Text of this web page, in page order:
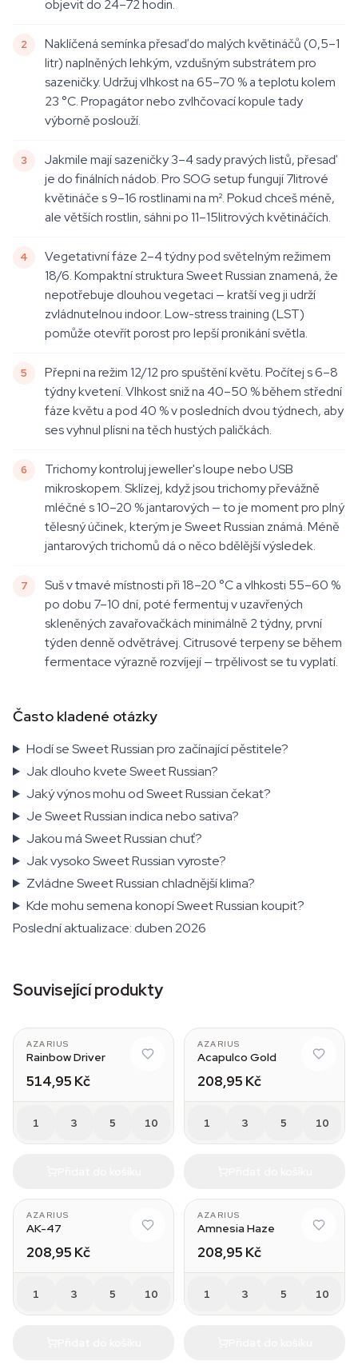
objevit do 24–72 hodin.
Naklíčená semínka přesaď do malých květináčů (0,5–1
litr) naplněných lehkým, vzdušným substrátem pro
sazeničky. Udržuj vlhkost na 65–70 % a teplotu kolem
23 °C. Propagátor nebo zvlhčovací kopule tady
výborně poslouží.
Jakmile mají sazeničky 3–4 sady pravých listů, přesaď
je do finálních nádob. Pro SOG setup fungují 7litrové
květináče s 9–16 rostlinami na m². Pokud chceš méně,
ale větších rostlin, sáhni po 11–15litrových květináčích.
Vegetativní fáze 2–4 týdny pod světelným režimem
18/6. Kompaktní struktura Sweet Russian znamená, že
nepotřebuje dlouhou vegetaci — kratší veg ji udrží
zvládnutelnou indoor. Low-stress training (LST)
pomůže otevřít porost pro lepší pronikání světla.
Přepni na režim 12/12 pro spuštění květu. Počítej s 6–8
týdny kvetení. Vlhkost sniž na 40–50 % během střední
fáze květu a pod 40 % v posledních dvou týdnech, aby
ses vyhnul plísni na těch hustých paličkách.
Trichomy kontroluj jeweller's loupe nebo USB
mikroskopem. Sklízej, když jsou trichomy převážně
mléčné s 10–20 % jantarových — to je moment pro plný
tělesný účinek, kterým je Sweet Russian známá. Méně
jantarových trichomů dá o něco bdělější výsledek.
Suš v tmavé místnosti při 18–20 °C a vlhkosti 55–60 %
po dobu 7–10 dní, poté fermentuj v uzavřených
skleněných zavařovačkách minimálně 2 týdny, první
týden denně odvětrávej. Citrusové terpeny se během
fermentace výrazně rozvíjejí — trpělivost se tu vyplatí.
Často kladené otázky
Hodí se Sweet Russian pro začínající pěstitele?
Jak dlouho kvete Sweet Russian?
Jaký výnos mohu od Sweet Russian čekat?
Je Sweet Russian indica nebo sativa?
Jakou má Sweet Russian chuť?
Jak vysoko Sweet Russian vyroste?
Zvládne Sweet Russian chladnější klima?
Kde mohu semena konopí Sweet Russian koupit?
Poslední aktualizace: duben 2026
Související produkty
AZARIUS
Rainbow Driver
514,95 Kč
1 3 5 10
AZARIUS
Acapulco Gold
208,95 Kč
1 3 5 10
AZARIUS
AK-47
208,95 Kč
1 3 5 10
AZARIUS
Amnesia Haze
208,95 Kč
1 3 5 10